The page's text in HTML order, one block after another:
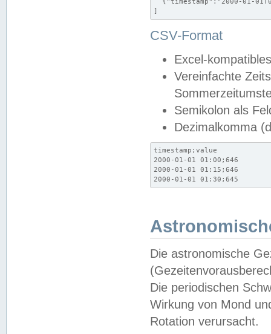
]
CSV-Format
Excel-
Vereinfachte
Semikolon als
Dezimalkomma
timestamp;value
2000-01-01 01:00;646
2000-01-01 01:15;646
2000-01-01 01:30;645
Die astronomische
Die periodischen
Wirkung von Mond
Rotation verursacht.